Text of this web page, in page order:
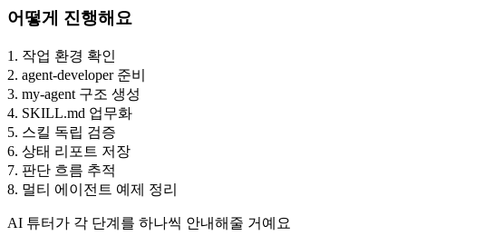
어떻게 진행해요
1 . 작업 환경 확인
2. agent-developer 준비
3. my-agent 구조 생성
4. SKILL.md 업무화
5. 스킬 독립 검증
6. 상태 리포트 저장
7. 판단 흐름 추적
8. 멀티 에이전트 예제 정리
AI 튜터가 각 단계를 하나씩 안내해줄 거예요